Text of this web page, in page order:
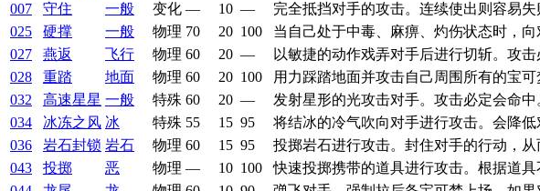
007
守住 一般 变化 — 10 —
完全抵挡对手的攻击。连续使出则容易失
025
硬撑 一般 物理 70 20 100
当自己处于中毒、麻痹、灼伤状态时，
027
燕返 飞行 物理 60 20 —
以敏捷的动作戏弄对手后进行切斩。攻击
028
重踏 地面 物理 60 20 100
用力踩踏地面并攻击自己周围所有的宝可
032
高速星星 一般 特殊 60 20 —
发射星形的光攻击对手。攻击必定会命中
034
冰冻之风 冰 特殊 55 15 95
将结冰的冷气吹向对手进行攻击。会降低
036
岩石封锁 岩石 物理 60 15 95
投掷岩石进行攻击。封住对手的行动，从
043
投掷 恶 物理 — 10 100
快速投掷携带的道具进行攻击。根据道具